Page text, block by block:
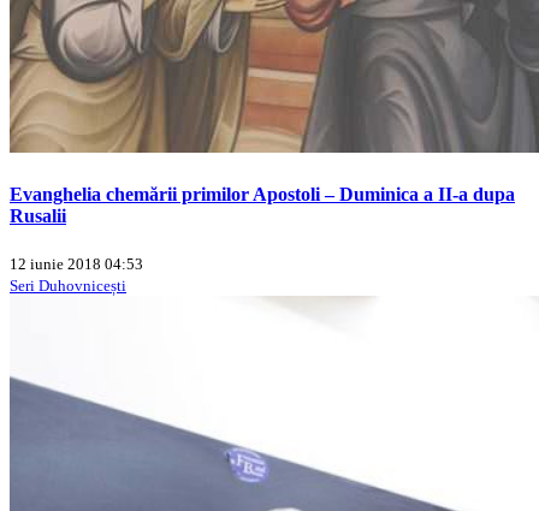
Evanghelia chemării primilor Apostoli – Duminica a II-a dupa
Rusalii
12 iunie 2018 04:53
Seri Duhovnicești